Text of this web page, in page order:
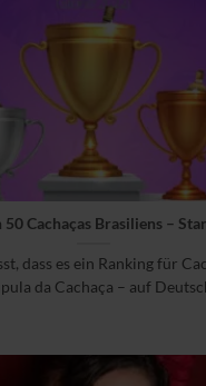
50 Cachaças Brasiliens –
dass es ein Ranking für
da Cachaça – auf